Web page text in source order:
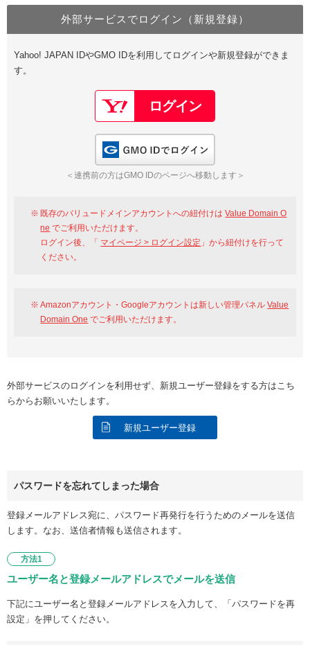
Value Domain Oneにログイン
Google
GMO ID Amazon
※AmazonはValue Domain Oneのログイン画面へ遷移します
Value Domain Oneアカウント作成
以下でも登録可能
Google Yahoo!
GMO ID
外部サービスでログイン（新規登録）
Yahoo! JAPAN IDやGMO IDを利用してログインや新規登録ができま
す。
＜連携前の方はGMO IDのページへ移動します＞
既存のバリュードメインアカウントへの紐付けはValue Domain O
ne でご利用いただけます。
ログイン後、「 マイページ > ログイン設定 」から紐付けを行って
ください。
Amazonアカウント・Googleアカウントは新しい管理パネルValue
Domain One でご利用いただけます。
外部サービスのログインを利用せず、新規ユーザー登録をする方はこち
らからお願いいたします。
新規ユーザー登録
パスワードを忘れてしまった場合
登録メールアドレス宛に、パスワード再発行を行うためのメールを送信
します。なお、送信者情報も送信されます。
方法1
ユーザー名と登録メールアドレスでメールを送信
下記にユーザー名と登録メールアドレスを入力して、「パスワードを再
設定」を押してください。